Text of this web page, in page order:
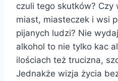
czuli tego skutków? Czy
miast, miasteczek i wsi
pijanych ludzi? Nie
alkohol to nie tylko kac
ilościach też trucizna,
Jednakże wizja życia